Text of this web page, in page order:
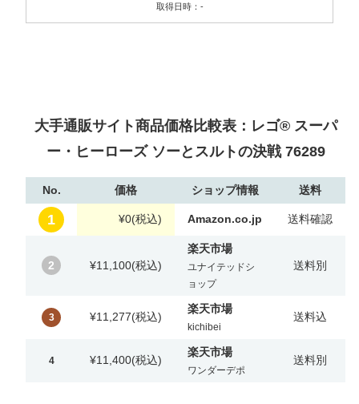
取得日時：-
大手通販サイト商品価格比較表：レゴ® スーパ
ー・ヒーローズ ソーとスルトの決戦 76289
No. 価格 ショップ情報 送料
1 ¥0(税込) Amazon.co.jp 送料確認
2 ¥11,100(税込)
楽天市場
ユナイテッドシ
ョップ
送料別
3 ¥11,277(税込)
楽天市場
kichibei
送料込
4 ¥11,400(税込)
楽天市場
ワンダーデポ
送料別